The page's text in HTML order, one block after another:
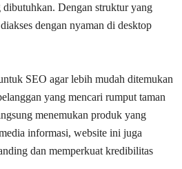
Dengan struktur yang
dengan nyaman di desktop
SEO agar lebih mudah ditemukan
yang mencari rumput taman
menemukan produk yang
informasi, website ini juga
dan memperkuat kredibilitas